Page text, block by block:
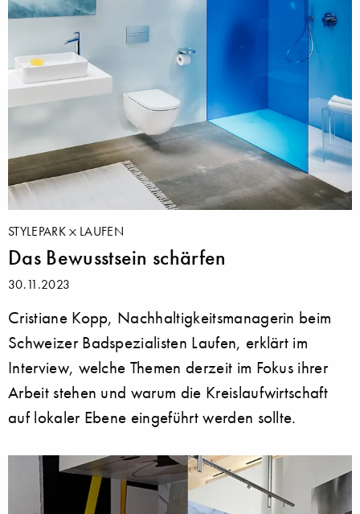
STYLEPARK LAUFEN
Das Bewusstsein schärfen
30.11.2023
Cristiane Kopp, Nachhaltigkeitsmanagerin beim
Schweizer Badspezialisten Laufen, erklärt im
Interview, welche Themen derzeit im Fokus ihrer
Arbeit stehen und warum die Kreislaufwirtschaft
auf lokaler Ebene eingeführt werden sollte.